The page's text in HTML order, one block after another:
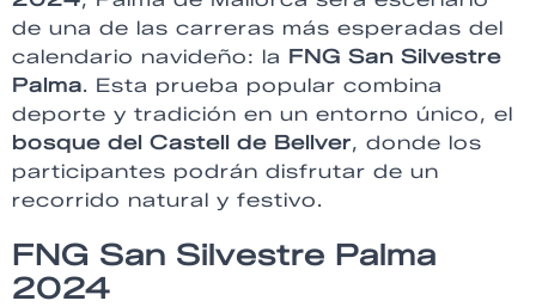
de una de las carreras más esperadas del
calendario navideño: la FNG San Silvestre
Palma. Esta prueba popular combina
deporte y tradición en un entorno único, el
bosque del Castell de Bellver, donde los
participantes podrán disfrutar de un
recorrido natural y festivo.
FNG San Silvestre Palma
2024